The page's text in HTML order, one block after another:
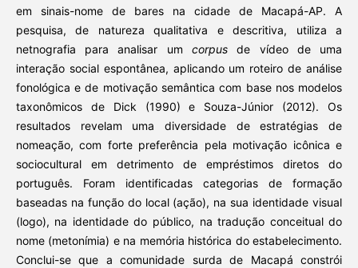
em sinais-nome de bares na cidade de Macapá-AP. A
pesquisa, de natureza qualitativa e descritiva, utiliza a
netnografia para analisar um corpusde vídeo de uma
interação social espontânea, aplicando um roteiro de análise
fonológica e de motivação semântica com base nos modelos
taxonômicos de Dick (1990) e Souza-Júnior (2012). Os
resultados revelam uma diversidade de estratégias de
nomeação, com forte preferência pela motivação icônica e
sociocultural em detrimento de empréstimos diretos do
português. Foram identificadas categorias de formação
baseadas na função do local (ação), na sua identidade visual
(logo), na identidade do público, na tradução conceitual do
nome (metonímia) e na memória histórica do estabelecimento.
Conclui-se que a comunidade surda de Macapá constrói